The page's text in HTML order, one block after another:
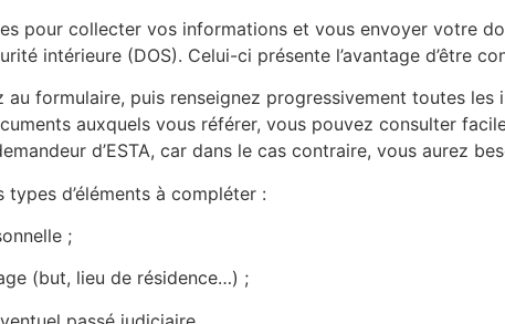
pour collecter vos informations et vous envoyer votre
intérieure (DOS). Celui-ci présente l’avantage d’être
formulaire, puis renseignez progressivement toutes les
auxquels vous référer, vous pouvez consulter
d’ESTA, car dans le cas contraire, vous aurez
d’éléments à compléter :
;
(but, lieu de résidence…) ;